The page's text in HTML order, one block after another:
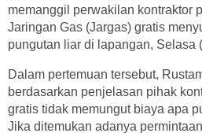
memanggil perwakilan kontraktor
Jaringan Gas (Jargas) gratis
pungutan liar di lapangan, Selasa
Dalam pertemuan tersebut,
berdasarkan penjelasan pihak
gratis tidak memungut biaya apa
Jika ditemukan adanya